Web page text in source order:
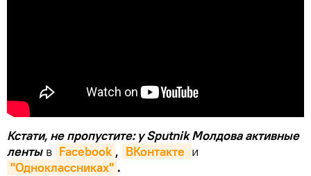
Кстати, не пропустите: у Sputnik Молдова активные
ленты в Facebook , ВКонтакте и
"Одноклассниках" .